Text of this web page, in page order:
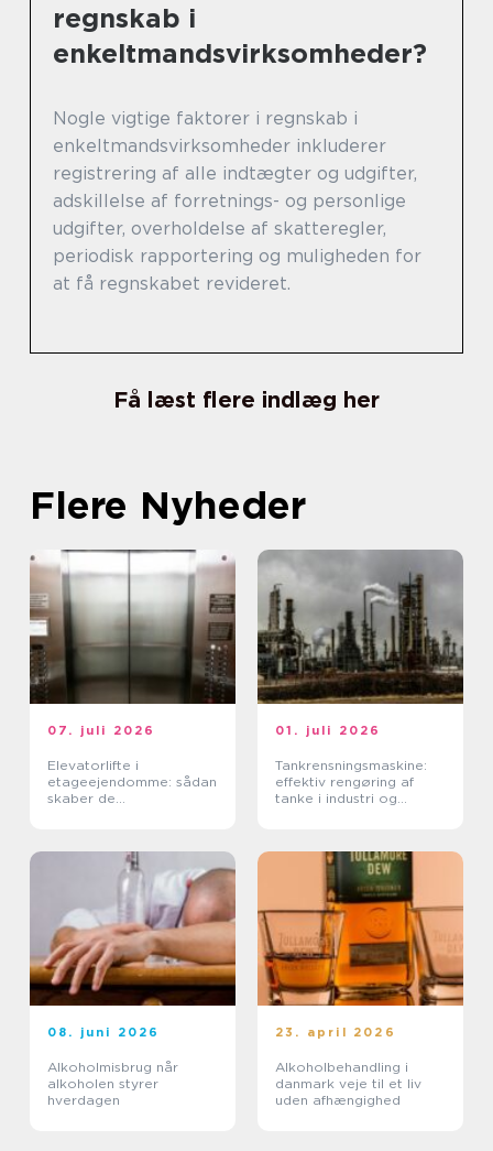
regnskab i
enkeltmandsvirksomheder?
Nogle vigtige faktorer i regnskab i
enkeltmandsvirksomheder inkluderer
registrering af alle indtægter og udgifter,
adskillelse af forretnings- og personlige
udgifter, overholdelse af skatteregler,
periodisk rapportering og muligheden for
at få regnskabet revideret.
Få læst flere indlæg her
Flere Nyheder
07. juli 2026
Elevatorlifte i
etageejendomme: sådan
skaber de
01. juli 2026
Tankrensningsmaskine:
effektiv rengøring af
tanke i industri og
08. juni 2026
Alkoholmisbrug når
alkoholen styrer
hverdagen
23. april 2026
Alkoholbehandling i
danmark veje til et liv
uden afhængighed